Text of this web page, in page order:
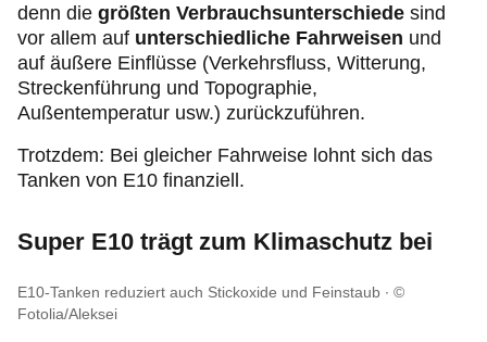
denn die größten Verbrauchsunterschiede sind
vor allem auf unterschiedliche Fahrweisen und
auf äußere Einflüsse (Verkehrsfluss, Witterung,
Streckenführung und Topographie,
Außentemperatur usw.) zurückzuführen.
Trotzdem: Bei gleicher Fahrweise lohnt sich das
Tanken von E10 finanziell.
Super E10 trägt zum Klimaschutz bei
E10-Tanken reduziert auch Stickoxide und Feinstaub
©
Fotolia/Aleksei